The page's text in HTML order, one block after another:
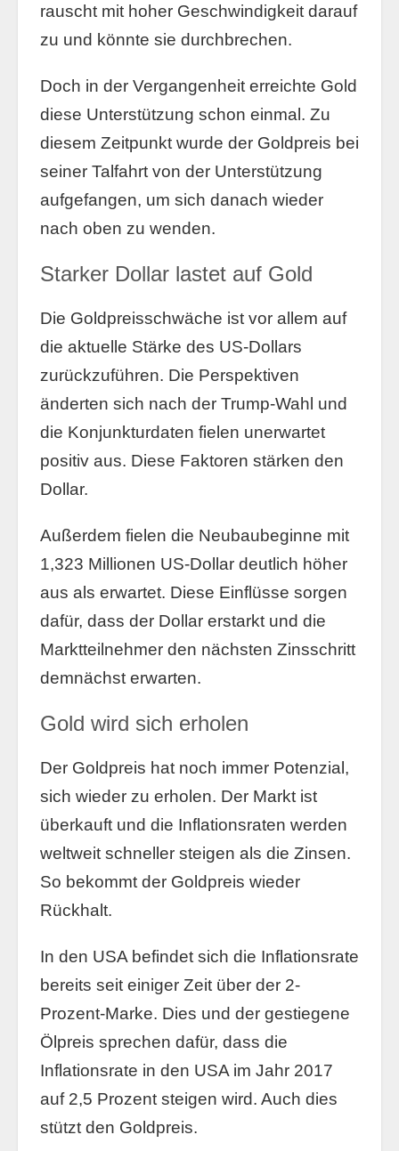
rauscht mit hoher Geschwindigkeit darauf
zu und könnte sie durchbrechen.
Doch in der Vergangenheit erreichte Gold
diese Unterstützung schon einmal. Zu
diesem Zeitpunkt wurde der Goldpreis bei
seiner Talfahrt von der Unterstützung
aufgefangen, um sich danach wieder
nach oben zu wenden.
Starker Dollar lastet auf Gold
Die Goldpreisschwäche ist vor allem auf
die aktuelle Stärke des US-Dollars
zurückzuführen. Die Perspektiven
änderten sich nach der Trump-Wahl und
die Konjunkturdaten fielen unerwartet
positiv aus. Diese Faktoren stärken den
Dollar.
Außerdem fielen die Neubaubeginne mit
1,323 Millionen US-Dollar deutlich höher
aus als erwartet. Diese Einflüsse sorgen
dafür, dass der Dollar erstarkt und die
Marktteilnehmer den nächsten Zinsschritt
demnächst erwarten.
Gold wird sich erholen
Der Goldpreis hat noch immer Potenzial,
sich wieder zu erholen. Der Markt ist
überkauft und die Inflationsraten werden
weltweit schneller steigen als die Zinsen.
So bekommt der Goldpreis wieder
Rückhalt.
In den USA befindet sich die Inflationsrate
bereits seit einiger Zeit über der 2-
Prozent-Marke. Dies und der gestiegene
Ölpreis sprechen dafür, dass die
Inflationsrate in den USA im Jahr 2017
auf 2,5 Prozent steigen wird. Auch dies
stützt den Goldpreis.